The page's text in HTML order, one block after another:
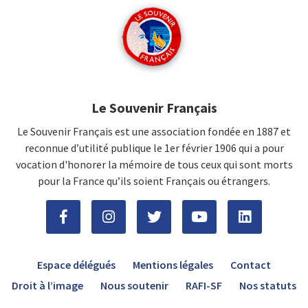
Le Souvenir Français
Le Souvenir Français est une association fondée en 1887 et
reconnue d’utilité publique le 1er février 1906 qui a pour
vocation d'honorer la mémoire de tous ceux qui sont morts
pour la France qu’ils soient Français ou étrangers.
Espace délégués Mentions légales
Contact
Droit à l’image
Nous soutenir RAFI-SF Nos statuts